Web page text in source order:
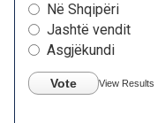
Në Shqipëri
Jashtë vendit
Asgjëkundi
Vote View Results